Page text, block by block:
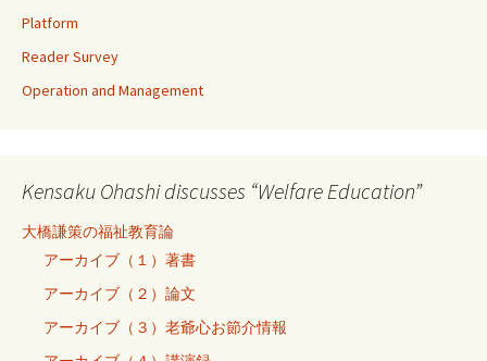
Platform
Reader Survey
Operation and Management
Kensaku Ohashi discusses “Welfare Education”
大橋謙策の福祉教育論
アーカイブ（１）著書
アーカイブ（２）論文
アーカイブ（３）老爺心お節介情報